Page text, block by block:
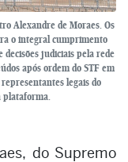
Alexandre de Moraes. Os
o integral cumprimento
decisões judiciais pela rede
após ordem do STF em
legais do
plataforma.
do Supremo